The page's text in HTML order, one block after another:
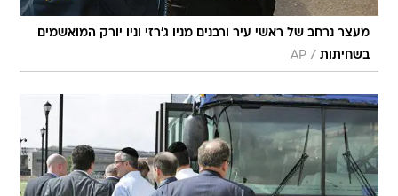
מעצר נרחב של ראשי עיר ורבנים מניו ג'רזי וניו יורק המואשמים
בשחיתות /
AP